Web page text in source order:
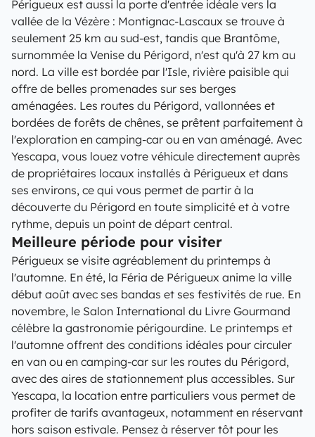
Périgueux est aussi la porte d'entrée idéale vers la
vallée de la Vézère : Montignac-Lascaux se trouve à
seulement 25 km au sud-est, tandis que Brantôme,
surnommée la Venise du Périgord, n'est qu'à 27 km au
nord. La ville est bordée par l'Isle, rivière paisible qui
offre de belles promenades sur ses berges
aménagées. Les routes du Périgord, vallonnées et
bordées de forêts de chênes, se prêtent parfaitement à
l'exploration en camping-car ou en van aménagé. Avec
Yescapa, vous louez votre véhicule directement auprès
de propriétaires locaux installés à Périgueux et dans
ses environs, ce qui vous permet de partir à la
découverte du Périgord en toute simplicité et à votre
rythme, depuis un point de départ central.
Meilleure période pour visiter
Périgueux se visite agréablement du printemps à
l'automne. En été, la Féria de Périgueux anime la ville
début août avec ses bandas et ses festivités de rue. En
novembre, le Salon International du Livre Gourmand
célèbre la gastronomie périgourdine. Le printemps et
l'automne offrent des conditions idéales pour circuler
en van ou en camping-car sur les routes du Périgord,
avec des aires de stationnement plus accessibles. Sur
Yescapa, la location entre particuliers vous permet de
profiter de tarifs avantageux, notamment en réservant
hors saison estivale. Pensez à réserver tôt pour les